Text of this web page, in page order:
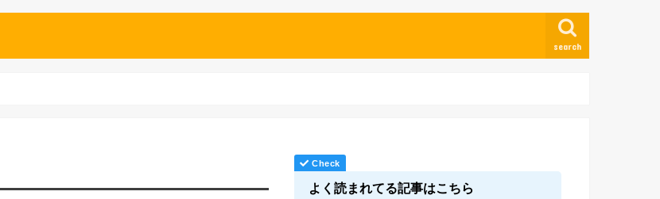
search
よく読まれてる記事はこちら